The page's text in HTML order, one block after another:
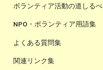
ボランティア活動の道しるべ
NPO・ボランティア用語集
よくある質問集
関連リンク集